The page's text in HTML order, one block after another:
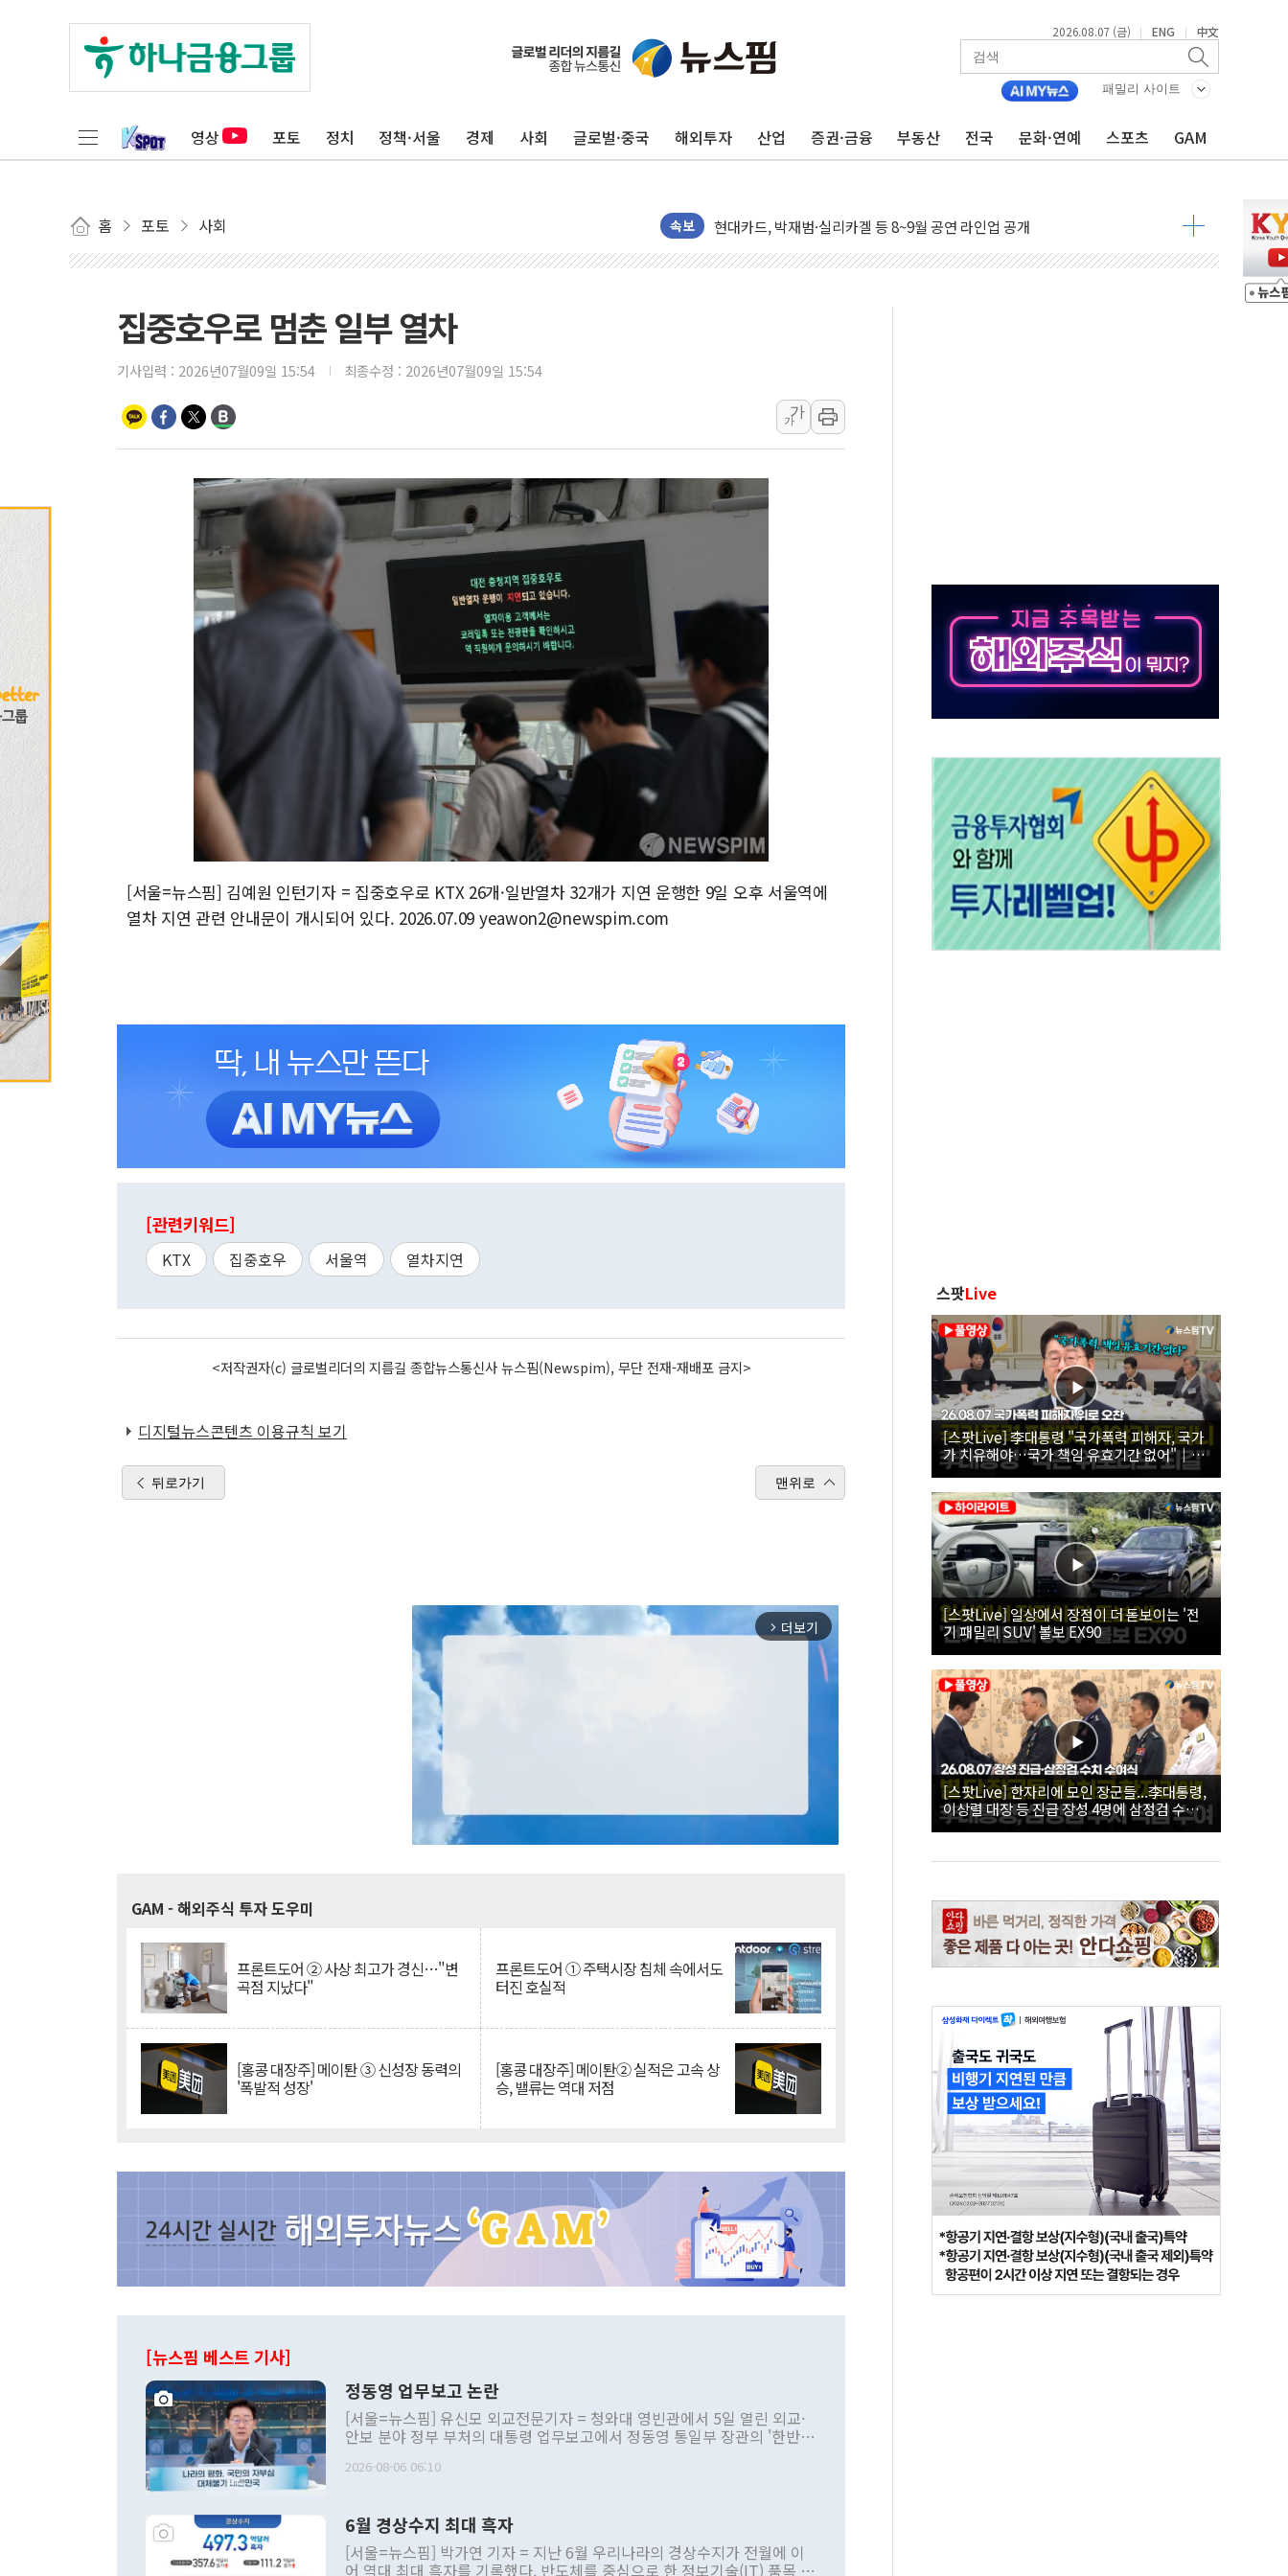
2026.08.07 (금) | ENG | 中文
패밀리 사이트
영상 포토 정치 정책·서울 경제 사회 글로벌·중국 해외투자 산업 증권·금융 부동산 전국 문화·연예 스포츠 GAM
홈 포토 사회 속보
서울 재건축·재개발 정상화시 5년 내 9만가구 순증...이주 대란도 제한적
KDB생명 본입찰 3파전…한화·흥국·한투 참여
반도체공학회 "R&D직 주 52시간제 개선해야…기술격차 확대 막아야"
현대카드, 박재범·실리카겔 등 8~9월 공연 라인업 공개
[르포] 육군, 2031년까지 3개 보급단 '1등급 스마트 물류센터' 전환
깊이가 다른 글로벌 투자 정보 GAM - 맛보기편 (8/7)
'무순위' 기회 왔다…신길·노량진·장위 서울 알짜 단지 주목
野 의원 42명, '사관학교 통합' 규탄 결의안 발의…이준석·한동훈 동참
IPARK현대산업개발, 노원구 어르신에 삼계탕 배식 봉사
준공업지역 용적률 400% 적용하니…재건축보다 재개발 사업성 개선↑
현대해상, 유튜브 양육 콘텐츠 '소셜아이어워드' 대상 수상
서울 노원 40.2도…8년 만에 서울서 40도 넘어
한전, 한전기술지주 출범…에너지 유니콘기업 본격 육성
집중호우로 멈춘 일부 열차
기사입력 : 2026년07월09일 15:54 최종수정 : 2026년07월09일 15:54
가
가
[서울=뉴스핌] 김예원 인턴기자 = 집중호우로 KTX 26개·일반열차 32개가 지연 운행한 9일 오후 서울역에
열차 지연 관련 안내문이 개시되어 있다. 2026.07.09 yeawon2@newspim.com
[관련키워드]
KTX 집중호우 서울역 열차지연
<저작권자(c) 글로벌리더의 지름길 종합뉴스통신사 뉴스핌(Newspim), 무단 전재-재배포 금지>
디지털뉴스콘텐츠 이용규칙 보기
뒤로가기 맨위로
arrow_forward_ios 더보기
GAM - 해외주식 투자 도우미
프론트도어 ② 사상 최고가 경신…"변
곡점 지났다"
프론트도어 ① 주택시장 침체 속에서도
터진 호실적
[홍콩 대장주] 메이퇀 ③ 신성장 동력의
'폭발적 성장'
[홍콩 대장주] 메이퇀② 실적은 고속 상
승, 밸류는 역대 저점
[뉴스핌 베스트 기사]
정동영 업무보고 논란
[서울=뉴스핌] 유신모 외교전문기자 = 청와대 영빈관에서 5일 열린 외교·
안보 분야 정부 부처의 대통령 업무보고에서 정동영 통일부 장관의 '한반도
발언 중에는 정부 내 조율을 거치지 않은 사안을 정책으로 추진하겠다고 공
주의적 희망에 근거한 비현실적 구상'이라는 비판을 내놨다. 그동안 정 장
관의 대북 정책 관련 발언이 물의를 빚은 적은 여러 번 있지만 대통령과 유
관 부처 장관이 공개적으로 부정적 입장을 표명한 것은 이례적이다. 정 장
2026-08-06 06:10
6월 경상수지 최대 흑자
[서울=뉴스핌] 박가연 기자 = 지난 6월 우리나라의 경상수지가 전월에 이
어 역대 최대 흑자를 기록했다. 반도체를 중심으로 한 정보기술(IT) 품목 수
스팟Live
[스팟Live] 李대통령 "국가폭력 피해자, 국가
가 치유해야…국가 책임 유효기간 없어"｜
26.08.07 국가폭력 피해자 위로 오찬
[스팟Live] 일상에서 장점이 더 돋보이는 '전
기 패밀리 SUV' 볼보 EX90
[스팟Live] 한자리에 모인 장군들...李대통령,
이상렬 대장 등 진급 장성 4명에 삼정검 수치
직접 수여｜26.08.07 장성 진급·삼정검 수치